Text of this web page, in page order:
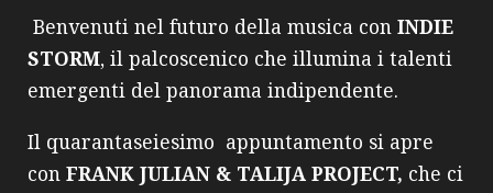
Benvenuti nel futuro della musica con INDIE
STORM, il palcoscenico che illumina i talenti
emergenti del panorama indipendente.
Il quarantaseiesimo appuntamento si apre
con FRANK JULIAN & TALIJA PROJECT, che ci